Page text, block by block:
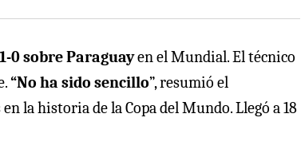
0 sobre Paraguayen el Mundial. El técnico
“No ha sido sencillo”, resumió el
la historia de la Copa del Mundo. Llegó a 18